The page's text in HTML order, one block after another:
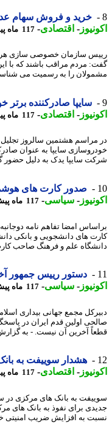
خرید و فروش سهام
-اقتصادی-117 ماه پیش - چهارشنبه 24 آذر 1395، 15:27
سازمان خصوصی سازی هرگونه
مردم مراقب باشند که با این
را به رسمیت می شناسیم؛ -
سایپا صادرکننده برتر
-اقتصادی-117 ماه پیش - چهارشنبه 24 آذر 1395، 14:47
هشتمین سالروز تجلیل از
سایپا به عنوان
سایپا یدک به دلیل حضور
صدور کارت های هوشمند
-سیاسی-117 ماه پیش - چهارشنبه 24 آذر 1395، 14:37
امضا تفاهم نامه دوجانبه
های دانشجویی و بانکی
علم و فرهنگ صاحب کارت
دستور رییس جمهور
-سیاسی-117 ماه پیش - چهارشنبه 24 آذر 1395، 13:57
مجمع جهانی بیداری
اولین قدم ایران در
آخرین آن نیست. - به گزارش
هشدار سوییفت به بانک
-اقتصادی-117 ماه پیش - چهارشنبه 24 آذر 1395، 13:37
به بانک های مرکزی در
برای نفوذ به بانک های مرکزی
به افزایش ضریب امنیتی خود